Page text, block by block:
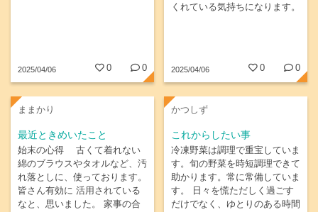
2025/04/06 0 0
くれている気持ちになります。
2025/04/06 0 0
ままかり
最近ときめいたこと
始末の心得 古くて着れない
綿のブラウスやタオルなど、汚
れ落としに、使っております。
皆さん有効に 活用されている
なと、思いました。 家事の合
かつしず
これからしたい事
冷凍野菜は調理で重宝していま
す。旬の野菜を時短調理できて
助かります。常に常備していま
す。 日々を慌ただしく過ごす
だけでなく、ゆとりのある時間